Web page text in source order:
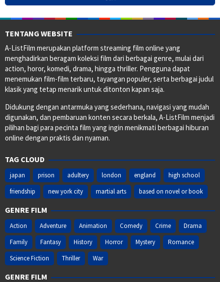
TENTANG WEBSITE
A-ListFilm merupakan platform streaming film online yang
menghadirkan beragam koleksi film dari berbagai genre, mulai dari
action, horor, komedi, drama, hingga thriller. Pengguna dapat
menemukan film-film terbaru, tayangan populer, serta berbagai judul
klasik yang tetap menarik untuk ditonton kapan saja.
Didukung dengan antarmuka yang sederhana, navigasi yang mudah
digunakan, dan pembaruan konten secara berkala, A-ListFilm menjadi
pilihan bagi para pecinta film yang ingin menikmati berbagai hiburan
online dengan praktis dan nyaman.
TAG CLOUD
japan prison adultery london england
high school
friendship
new york city martial arts based on novel or book
GENRE FILM
Action Adventure Animation Comedy Crime
Drama
Family
Fantasy History Horror Mystery
Romance
Science Fiction
Thriller War
GENRE FILM